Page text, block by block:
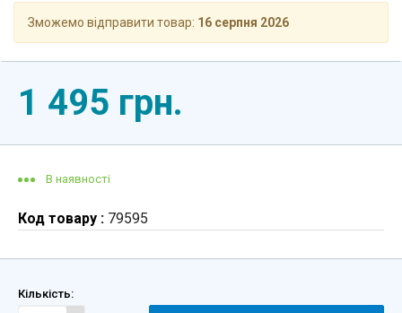
Зможемо відправити товар: 16 серпня 2026
1 495 грн.
В наявності
Код товару : 79595
Кількість: